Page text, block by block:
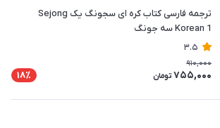
ترجمه فارسی کتاب کره ای سجونگ یک Sejong
Korean 1 سه جونگ
3.5
910,000
755,000 تومان 18٪